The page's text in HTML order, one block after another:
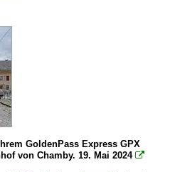
GoldenPass Express GPX
von Chamby. 19. Mai 2024 